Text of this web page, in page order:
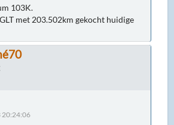
103K.
met 203.502km gekocht huidige
20:24:06